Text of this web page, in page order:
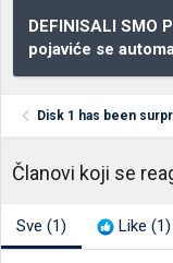
DEFINISALI SMO
pojaviće se
Disk 1 has been
Članovi koji se
Sve (1) Like (1)